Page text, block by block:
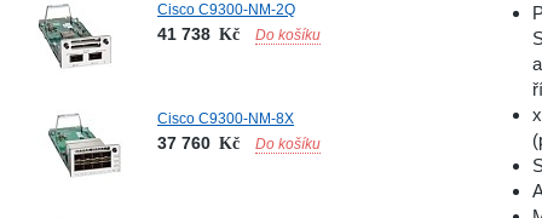
Cisco C9300-NM-2Q
41 738 Kč Do košíku
Cisco C9300-NM-8X
37 760 Kč Do košíku